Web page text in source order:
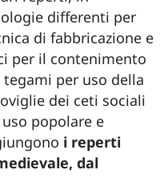
differenti per
di fabbricazione e
per il contenimento
tegami per uso della
dei ceti sociali
popolare e
i reperti
dal